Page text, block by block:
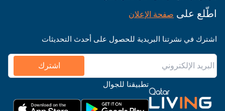
اطّلع على صفحة الإعلان
اشترك في نشرتنا البريدية للحصول على أحدث التحديثات
اشترك
تطبيقنا للجوال